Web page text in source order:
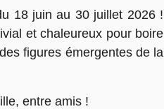
18 juin au 30 juillet 2026 !
et chaleureux pour boire
figures émergentes de la
entre amis !